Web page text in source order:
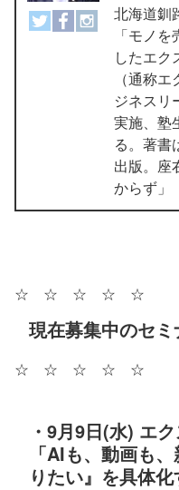
北海道釧
「モノ
したエク
（通称
ジネスリ
実施、塾
る。著書
出版。座
からず」
☆ ☆ ☆ ☆ ☆
現在募集中のセ
☆ ☆ ☆ ☆ ☆
・9月9日(水) エ
「AIも、動画も
りたい』を具体化